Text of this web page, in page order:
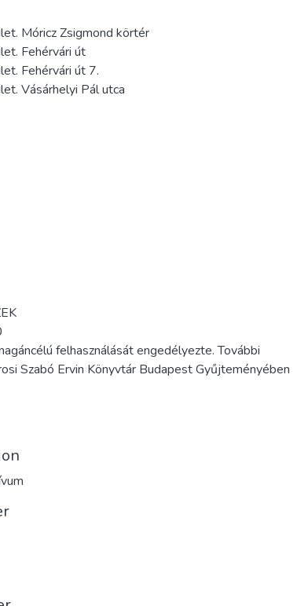
Móricz Zsigmond körtér
Fehérvári út
Fehérvári út 7.
Vásárhelyi Pál utca
felhasználását engedélyezte. További
Szabó Ervin Könyvtár Budapest Gyűjteményében